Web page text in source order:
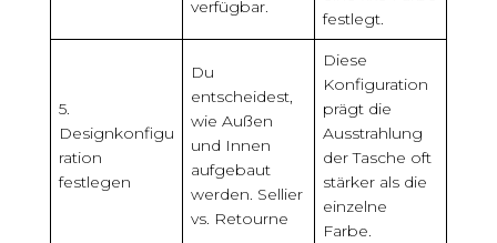
verfügbar.
festlegt.
5.
Designkonfigu
ration
festlegen
Du
entscheidest,
wie Außen
und Innen
aufgebaut
werden. Sellier
vs. Retourne
Diese
Konfiguration
prägt die
Ausstrahlung
der Tasche oft
stärker als die
einzelne
Farbe.